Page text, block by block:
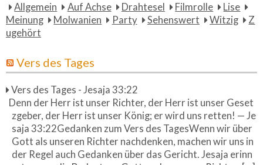
Allgemein Auf Achse Drahtesel Filmrolle
Lise
Meinung
Molwanien Party Sehenswert Witzig
Z
ugehört
Vers des Tages
Vers des Tages - Jesaja 33:22
Denn der Herr ist unser Richter, der Herr ist unser Geset
zgeber, der Herr ist unser König; er wird uns retten! — Je
saja 33:22Gedanken zum Vers des TagesWenn wir über
Gott als unseren Richter nachdenken, machen wir uns in
der Regel auch Gedanken über das Gericht. Jesaja erinn